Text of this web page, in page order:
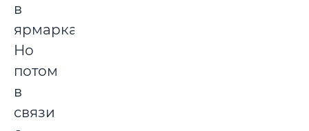
в
ярмарках.
Но
потом
в
связи